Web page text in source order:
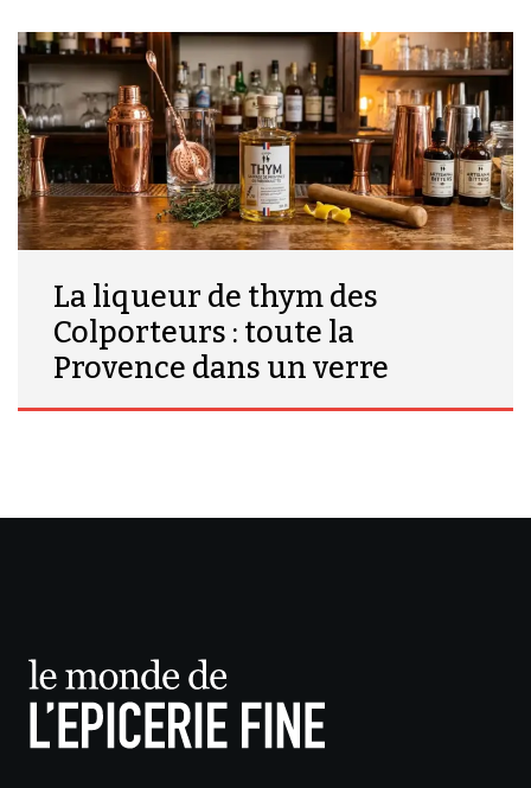
La liqueur de thym des
Colporteurs : toute la
Provence dans un verre